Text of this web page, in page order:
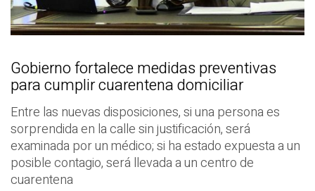
Gobierno fortalece medidas preventivas
para cumplir cuarentena domiciliar
Entre las nuevas disposiciones, si una persona es
sorprendida en la calle sin justificación, será
examinada por un médico; si ha estado expuesta a un
posible contagio, será llevada a un centro de
cuarentena